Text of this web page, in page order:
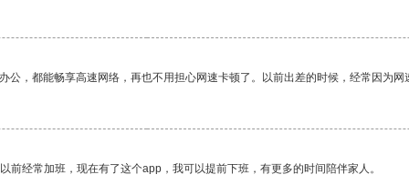
，都能畅享高速网络，再也不用担心网速卡顿了。以前出差的时候，经常因为
经常加班，现在有了这个app，我可以提前下班，有更多的时间陪伴家人。